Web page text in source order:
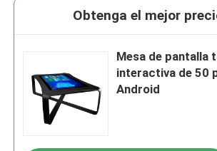
Obtenga el mejor
Mesa de pantalla
interactiva de 50
Android